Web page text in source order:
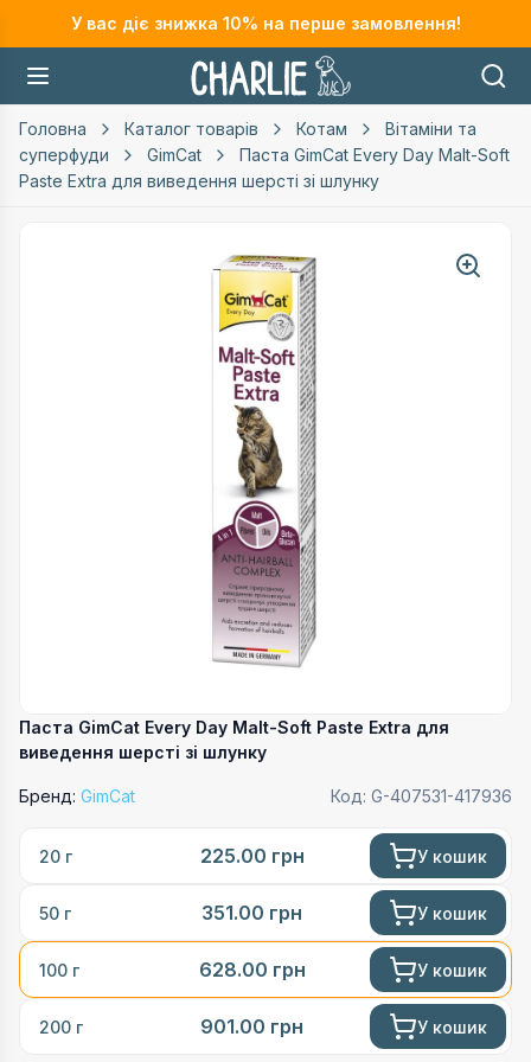
У вас діє знижка 10% на перше замовлення!
Головна Каталог товарів Котам
Вітаміни та
суперфуди
GimCat
Паста GimCat Every Day Malt-Soft
Paste Extra для виведення шерсті зі шлунку
Паста GimCat Every Day Malt-Soft Paste Extra для
виведення шерсті зі шлунку
Бренд: GimCat Код: G-407531-417936
20 г 225.00 грн У кошик
50 г 351.00 грн У кошик
100 г 628.00 грн У кошик
200 г 901.00 грн У кошик